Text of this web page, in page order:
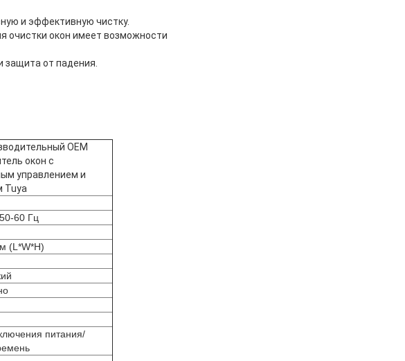
и эффективную чистку.
очистки окон имеет возможности
защита от падения.
OEM
окон с
управлением и
Tuya
60 Гц
(L*W*H)
питания/